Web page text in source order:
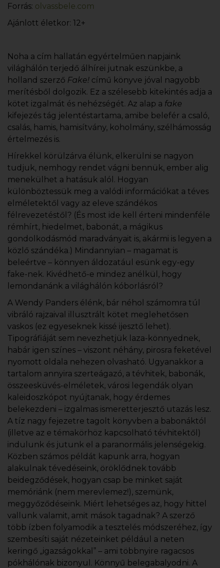
Forrás: olvassbele.com
Ajánlott életkor: 12+
Noha a cím hallatán egyértelműen napjaink
világhálón terjedő álhírei jutnak eszünkbe, a
holland szerző Fake! című könyve jóval nagyobb
merítésből dolgozik. Ez a szélesebb kitekintés adja a
kötet izgalmát és nehézségét. Az alap a fake
kifejezés tág jelentéstartama, amibe belefér a csaló,
csalás, hamis, hamisítvány, koholmány, szélhámosság
értelmezés is.
Hírekkel körülzárva élünk, elkerülni se nagyon
tudjuk, nemhogy rendet vágni bennük, ember alig
menekülhet a hatásuk alól. Hogyan
különböztessük meg a valódi információkat a téves
elméletektől vagy az eleve szándékos
félrevezetéstől? (És most ide kell érteni mindenféle
rémhírt, hiedelmet, babonát, a mágikus
gondolkodásmód maradványait is, akármi is legyen a
közlő szándéka.) Mindannyian – magamat is
beleértve – könnyen áldozatául esünk egy-egy
fake-nek. Kivédhető-e mindez anélkül, hogy
lemondanánk a világhálón kóborlásról?
A Wendy Panders élénk, bár néhol számomra túl
vibráló rajzaival illusztrált kötet meglehetősen
vaskos (ez egyeseknek kissé ijesztő lehet).
Tipográfiáját sem nevezhetjük laza-könnyednek,
habár igen színes – viszont néhány, pirosra feketével
nyomott oldala nehezen olvasható. Ugyanakkor a
tartalom annyira szerteágazó, a tévhitek, babonák,
összeesküvés-elméletek, városi legendák olyan
kaleidoszkópot nyújtanak, hogy érdemes
belekezdeni – izgalmas ismeretterjesztő utazás lesz.
A tíz nagy fejezetre tagolt könyvben a babonáktól
(illetve az e témakörhöz kapcsolható tévhitektől)
indulunk és jutunk el a paranormális jelenségekig.
Közben számos példát kapunk arra, hogyan
alakulnak tévedéseink, öröklődnek tovább
beidegződések, hogyan csap be minket saját
memóriánk (nem merevlemez!), szemünk,
meggyőződéseink. Miért lehetséges az, hogy hittel
vallunk valamit, amit mások tagadnak? A szerző
több ízben folyamodik a tesztelés módszeréhez, így
szembesíti saját nézeteinket például a neten
keringő „igazságokkal” – ami többnyire ragacsos
pókhálónak bizonyul. Könnyű belegabalyodni. A